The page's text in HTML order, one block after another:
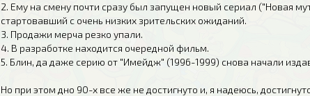
2. Ему на смену почти сразу был запущен новый сериал ("Новая
стартовавший с очень низких зрительских ожиданий.
3. Продажи мерча резко упали.
4. В разработке находится очередной фильм.
5. Блин, да даже серию от "Имейдж" (1996-1999) снова начали
Но при этом дно 90-х все же не достигнуто и, я надеюсь,